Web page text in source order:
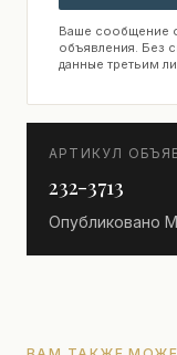
Ваше сообщение
объявления. Без
данные третьим
АРТИКУЛ
232-3713
Опубликовано